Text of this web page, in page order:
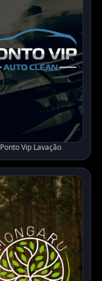
Ponto Vip Lavação